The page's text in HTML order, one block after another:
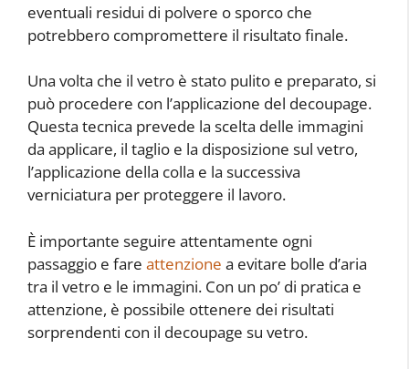
eventuali residui di polvere o sporco che
potrebbero compromettere il risultato finale.
Una volta che il vetro è stato pulito e preparato, si
può procedere con l’applicazione del decoupage.
Questa tecnica prevede la scelta delle immagini
da applicare, il taglio e la disposizione sul vetro,
l’applicazione della colla e la successiva
verniciatura per proteggere il lavoro.
È importante seguire attentamente ogni
passaggio e fare attenzione a evitare bolle d’aria
tra il vetro e le immagini. Con un po’ di pratica e
attenzione, è possibile ottenere dei risultati
sorprendenti con il decoupage su vetro.